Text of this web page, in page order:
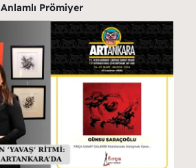
Anlamlı Prömiyer